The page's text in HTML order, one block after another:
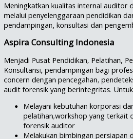
Meningkatkan kualitas internal auditor
melalui penyelenggaraan pendidikan
pendampingan, konsultasi dan
Aspira Consulting Indonesia
Menjadi Pusat Pendidikan, Pelatihan,
Konsultansi, pendampingan bagi
concern dengan pencegahan,
audit forensik yang berintegritas.
Melayani kebutuhan korporasi
pelatihan,workshop yang terkait
forensik auditor
Melakukan bimbingan persiapan